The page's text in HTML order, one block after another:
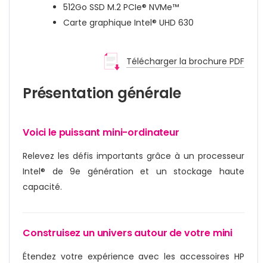
512Go SSD M.2 PCIe® NVMe™
Carte graphique Intel® UHD 630
Télécharger la brochure PDF
Présentation générale
Voici le puissant mini-ordinateur
Relevez les défis importants grâce à un processeur
Intel® de 9e génération et un stockage haute
capacité.
Construisez un univers autour de votre mini
Étendez votre expérience avec les accessoires HP